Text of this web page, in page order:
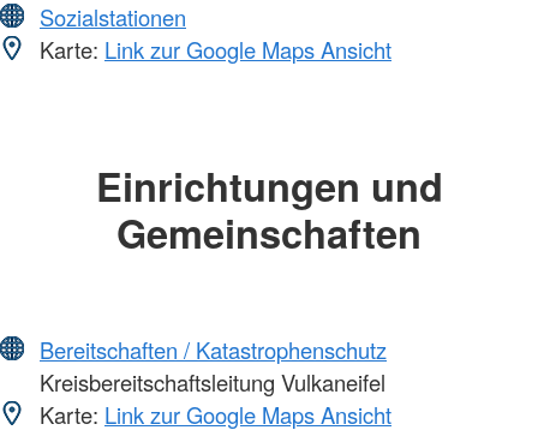
Sozialstationen
Karte: Link zur Google Maps Ansicht
Einrichtungen und
Gemeinschaften
Bereitschaften / Katastrophenschutz
Kreisbereitschaftsleitung Vulkaneifel
Karte: Link zur Google Maps Ansicht